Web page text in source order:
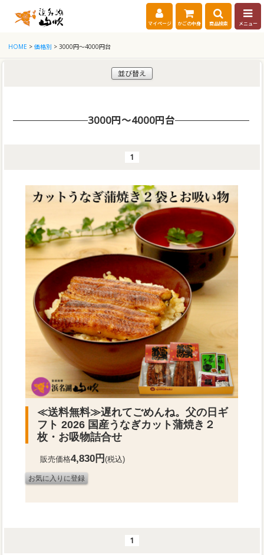
マイページ かごの中身 商品検索 メニュー
HOME > 価格別 > 3000円～4000円台
並び替え
3000円～4000円台
1
≪送料無料≫遅れてごめんね。父の日ギ
フト 2026 国産うなぎカット蒲焼き２
枚・お吸物詰合せ
販売価格4,830円(税込)
1